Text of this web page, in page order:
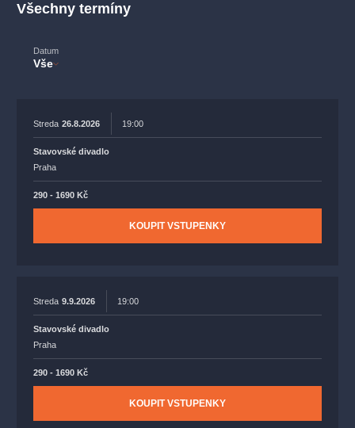
Všechny termíny
Datum
Vše
Streda 26.8.2026 19:00
Stavovské divadlo
Praha
290 - 1690 Kč
KOUPIT VSTUPENKY
Streda 9.9.2026 19:00
Stavovské divadlo
Praha
290 - 1690 Kč
KOUPIT VSTUPENKY